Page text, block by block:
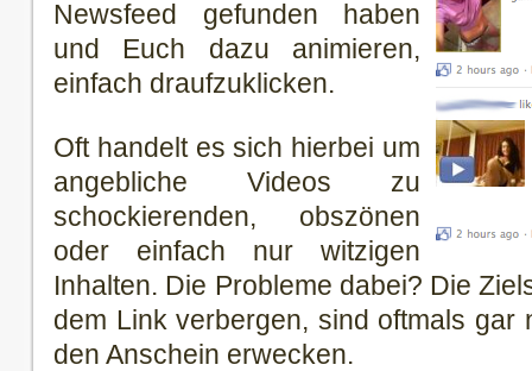
Newsfeed gefunden haben
und Euch dazu animieren,
einfach draufzuklicken.
Oft handelt es sich hierbei um
angebliche Videos zu
schockierenden, obszönen
oder einfach nur witzigen
Inhalten. Die Probleme dabei? Die
dem Link verbergen, sind oftmals gar
den Anschein erwecken.